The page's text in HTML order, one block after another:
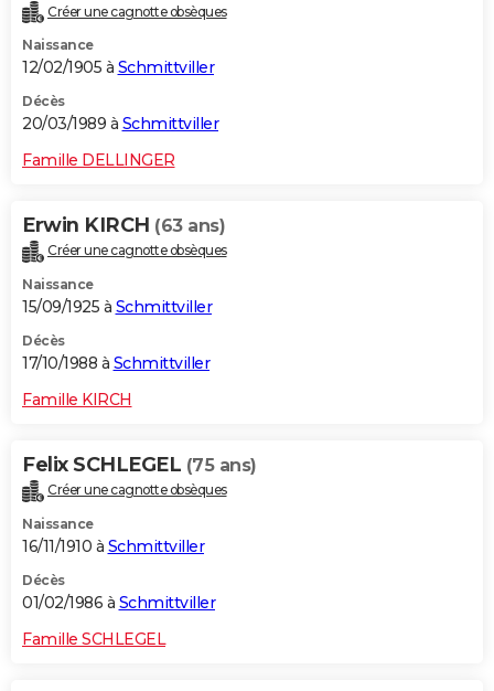
Créer une cagnotte obsèques
Naissance
12/02/1905 à Schmittviller
Décès
20/03/1989 à Schmittviller
Famille DELLINGER
Erwin KIRCH (63 ans)
Créer une cagnotte obsèques
Naissance
15/09/1925 à Schmittviller
Décès
17/10/1988 à Schmittviller
Famille KIRCH
Felix SCHLEGEL (75 ans)
Créer une cagnotte obsèques
Naissance
16/11/1910 à Schmittviller
Décès
01/02/1986 à Schmittviller
Famille SCHLEGEL